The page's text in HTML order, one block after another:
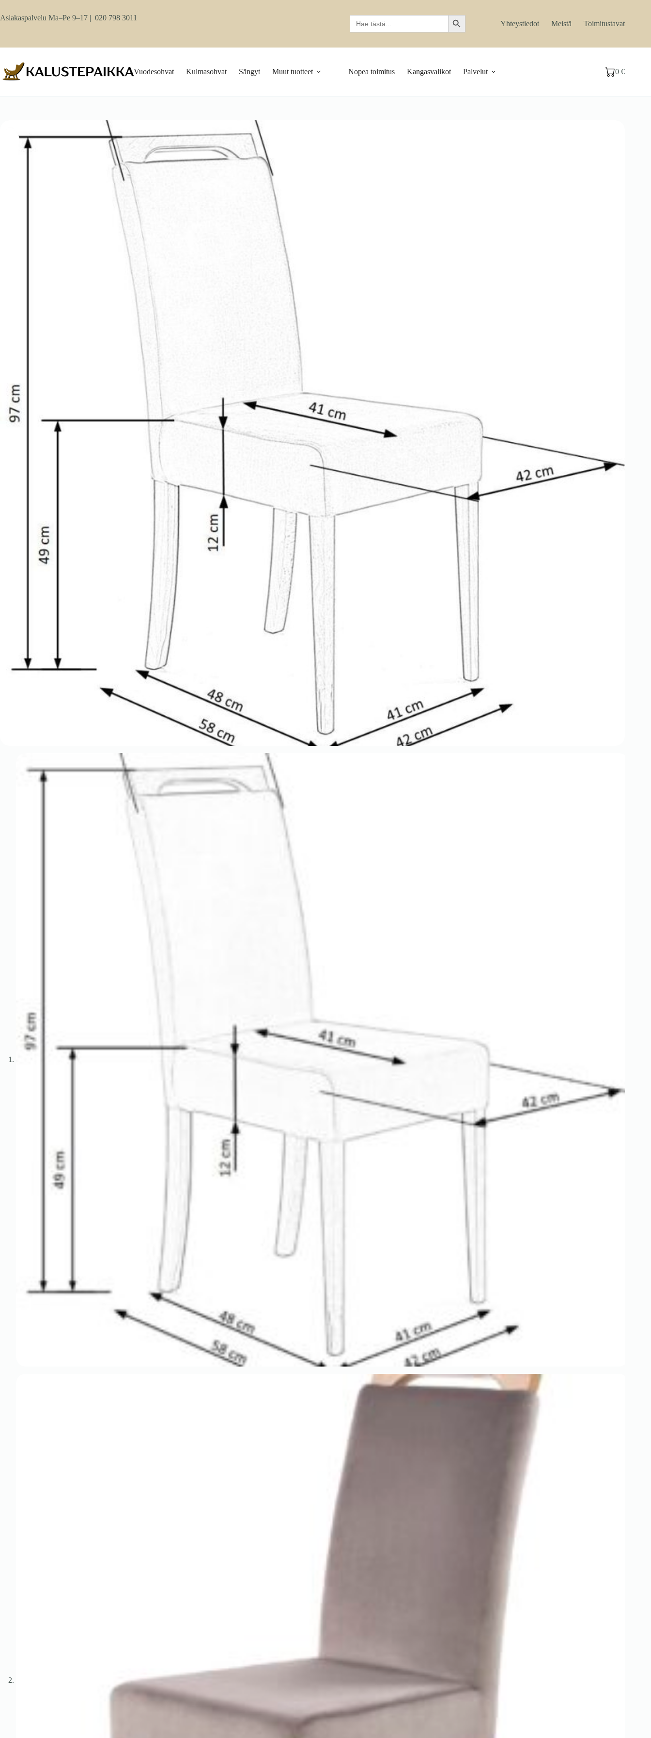
content
Asiakaspalvelu Ma–Pe 9–17 | 020 798 3011
Search
for:
Search Button Yhteystiedot Meistä Toimitustavat
Vuodesohvat Kulmasohvat Sängyt Muut tuotteet Nopea toimitus Kangasvalikot Palvelut Ostoskori
0€